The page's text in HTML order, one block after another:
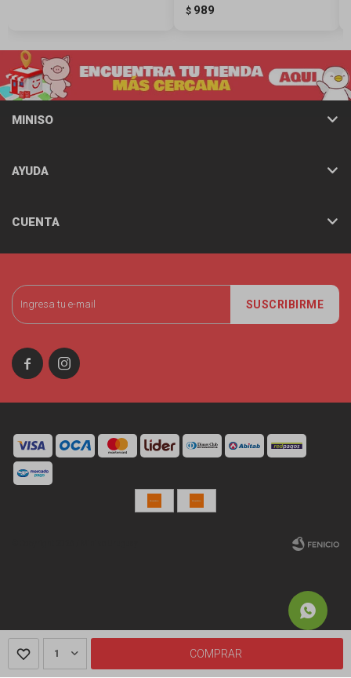
1 COMPRAR
$ 989
SUSCRIBIRME
 
MINISO
AYUDA
CUENTA